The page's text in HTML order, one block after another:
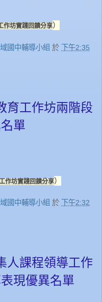
作坊實踐回饋分享）
國中輔導小組 於
下午2:35
育工作坊兩階段
單
作坊實踐回饋分享）
國中輔導小組 於
下午2:32
人課程領導工作
現優異名單